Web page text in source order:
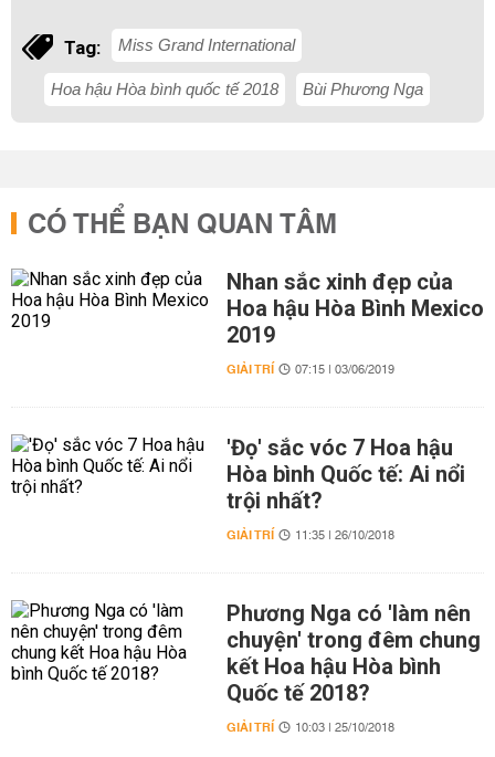
Tag: Miss Grand International
Hoa hậu Hòa bình quốc tế 2018 Bùi Phương Nga
CÓ THỂ BẠN QUAN TÂM
Nhan sắc xinh đẹp của
Hoa hậu Hòa Bình Mexico
2019
GIẢI TRÍ 07:15 | 03/06/2019
'Đọ' sắc vóc 7 Hoa hậu
Hòa bình Quốc tế: Ai nổi
trội nhất?
GIẢI TRÍ 11:35 | 26/10/2018
Phương Nga có 'làm nên
chuyện' trong đêm chung
kết Hoa hậu Hòa bình
Quốc tế 2018?
GIẢI TRÍ 10:03 | 25/10/2018